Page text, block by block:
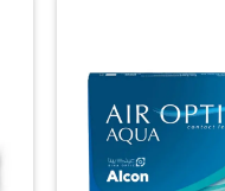
علاقه